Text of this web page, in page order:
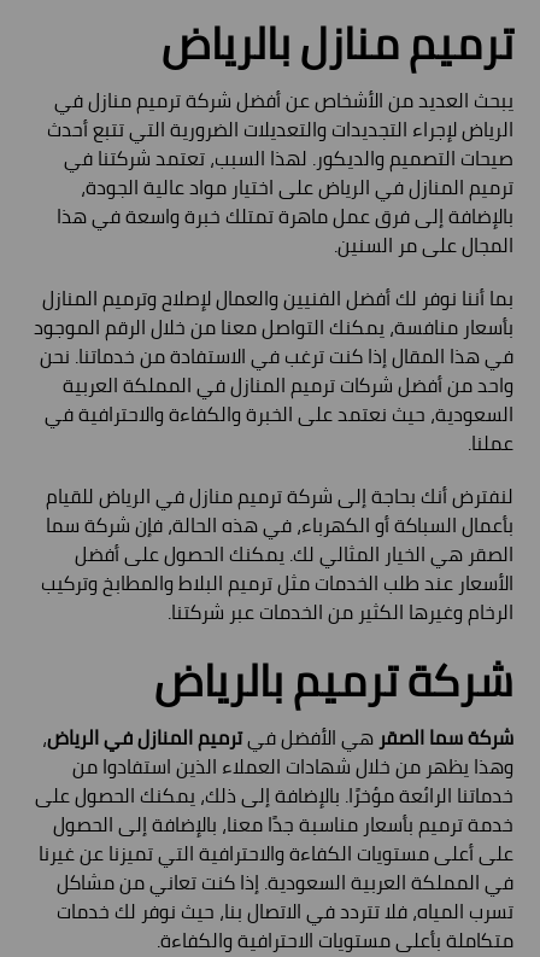
ترميم منازل بالرياض
يبحث العديد من الأشخاص عن أفضل شركة ترميم منازل في
الرياض لإجراء التجديدات والتعديلات الضرورية التي تتبع أحدث
صيحات التصميم والديكور. لهذا السبب، تعتمد شركتنا في
ترميم المنازل في الرياض على اختيار مواد عالية الجودة،
بالإضافة إلى فرق عمل ماهرة تمتلك خبرة واسعة في هذا
المجال على مر السنين.
بما أننا نوفر لك أفضل الفنيين والعمال لإصلاح وترميم المنازل
بأسعار منافسة، يمكنك التواصل معنا من خلال الرقم الموجود
في هذا المقال إذا كنت ترغب في الاستفادة من خدماتنا. نحن
واحد من أفضل شركات ترميم المنازل في المملكة العربية
السعودية، حيث نعتمد على الخبرة والكفاءة والاحترافية في
عملنا.
لنفترض أنك بحاجة إلى شركة ترميم منازل في الرياض للقيام
بأعمال السباكة أو الكهرباء، في هذه الحالة، فإن شركة سما
الصقر هي الخيار المثالي لك. يمكنك الحصول على أفضل
الأسعار عند طلب الخدمات مثل ترميم البلاط والمطابخ وتركيب
الرخام وغيرها الكثير من الخدمات عبر شركتنا.
شركة ترميم بالرياض
شركة سما الصقر هي الأفضل فيترميم المنازل في الرياض،
وهذا يظهر من خلال شهادات العملاء الذين استفادوا من
خدماتنا الرائعة مؤخرًا. بالإضافة إلى ذلك، يمكنك الحصول على
خدمة ترميم بأسعار مناسبة جدًا معنا، بالإضافة إلى الحصول
على أعلى مستويات الكفاءة والاحترافية التي تميزنا عن غيرنا
في المملكة العربية السعودية. إذا كنت تعاني من مشاكل
تسرب المياه، فلا تتردد في الاتصال بنا، حيث نوفر لك خدمات
متكاملة بأعلى مستويات الاحترافية والكفاءة.